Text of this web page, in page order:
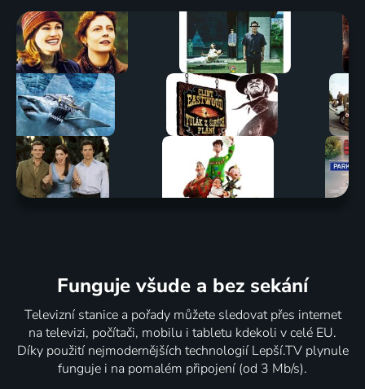
Funguje všude a bez sekání
Televizní stanice a pořady můžete sledovat přes internet
na televizi, počítači, mobilu i tabletu kdekoli v celé EU.
Díky použití nejmodernějších technologií Lepší.TV plynule
funguje i na pomalém připojení (od 3 Mb/s).